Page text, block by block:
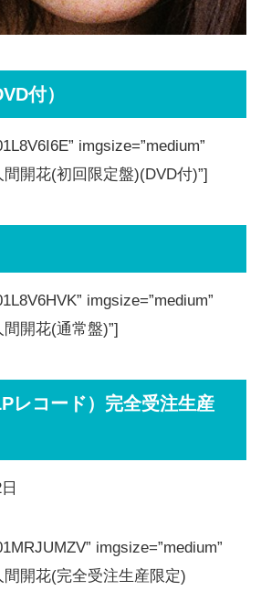
付）
imgsize=”medium”
間開花(初回限定盤)(DVD付)”]
imgsize=”medium”
間開花(通常盤)”]
レコード）完全受注生産
imgsize=”medium”
間開花(完全受注生産限定)